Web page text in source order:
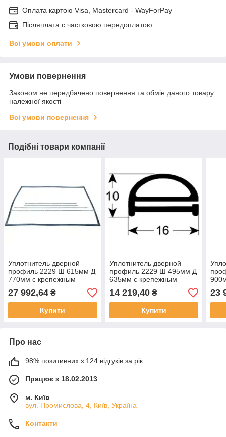
Оплата картою Visa, Mastercard - WayForPay
Післяплата с частковою передоплатою
Всі умови оплати
Умови повернення
Законом не передбачено повернення та обмін даного товару
належної якості
Всі умови повернення
Подібні товари компанії
Уплотнитель дверной
профиль 2229 Ш 615мм Д
770мм с крепежным
набором подходит для
FALCON для Falcon
27 992,64 ₴
Купити
Уплотнитель дверной
профиль 2229 Ш 495мм Д
635мм с крепежным
набором подходит для
FALCON для Falcon
14 219,40₴
Купити
23
Про нас
98% позитивних з 124 відгуків за рік
Працює з 18.02.2013
м. Київ
вул. Промислова, 4, Київ, Україна
Контакти